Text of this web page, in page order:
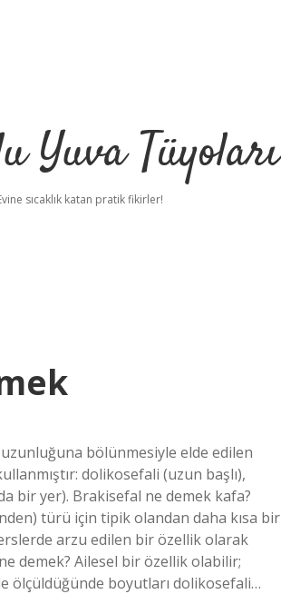
Yuva Tüyoları
sıcaklık katan pratik fikirler!
bölünmesiyle elde edilen
dolikosefali (uzun başlı),
bir yer). Brakisefal ne demek kafa?
türü için tipik olandan daha kısa bir
arzu edilen bir özellik olarak
demek? Ailesel bir özellik olabilir;
ölçüldüğünde boyutları dolikosefali…